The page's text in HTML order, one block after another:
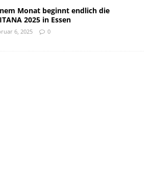
Monat beginnt endlich die
2025 in Essen
6, 2025 0